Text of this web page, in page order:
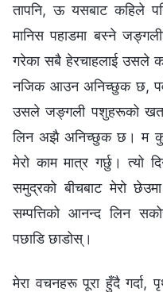
तापनि, ऊ यसबाट कहिले
मानिस पहाडमा बस्ने
गरेका सबै हेरचाहलाई उसले
नजिक आउन अनिच्छुक छ,
उसले जङ्गली पशुहरूको
लिन अझै अनिच्छुक छ। म कुनै
मेरो काम मात्र गर्छु। त्यो
समुद्रको बीचबाट मेरो
सम्पत्तिको आनन्द लिन
पछाडि छाडोस्।
मेरा वचनहरू पूरा हुँदै गर्दा,